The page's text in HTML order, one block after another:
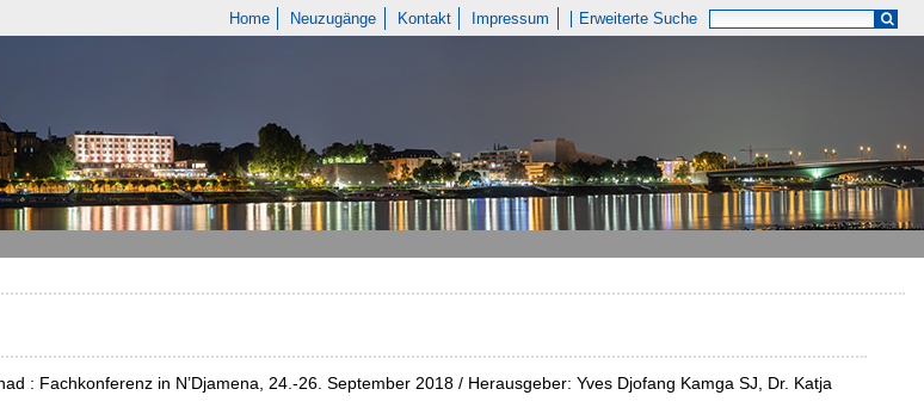
Home Neuzugänge Kontakt Impressum Erweiterte Suche
: Fachkonferenz in N’Djamena, 24.-26. September 2018 / Herausgeber: Yves Djofang Kamga SJ, Dr. Katja